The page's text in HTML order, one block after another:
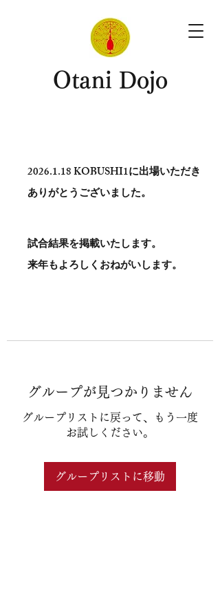
​Otani Dojo
2026.1.18KOBUSHI1に出場いただき
ありがとう​ございました。
試合結果を掲載いたします。
​来年もよろしくおねがいします。
グループが見つかりません
グループリストに戻って、もう一度
お試しください。
グループリストに移動